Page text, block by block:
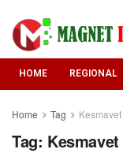
HOME REGIONAL
Home Tag Kesmavet
Tag: Kesmavet